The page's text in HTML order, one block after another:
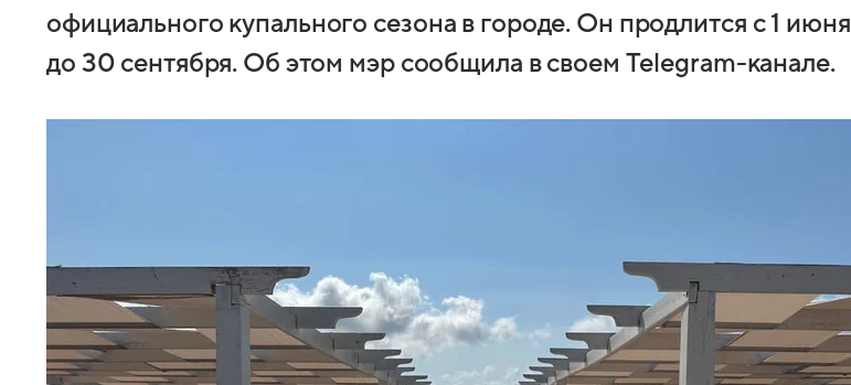
официального купального сезона в городе. Он продлится с 1 июня
до 30 сентября. Об этом мэр сообщила в своем Telegram-канале.